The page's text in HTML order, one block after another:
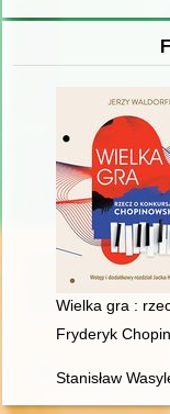
Wielka gra :
Fryderyk
Stanisław